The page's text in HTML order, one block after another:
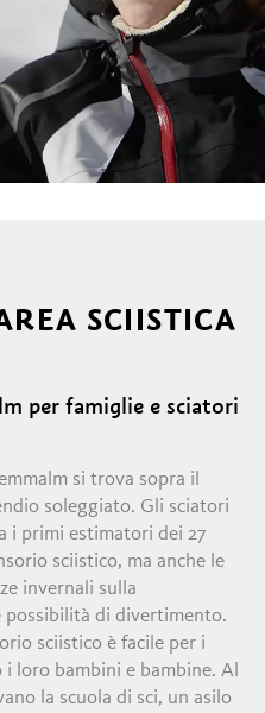
SCIISTICA
per famiglie e sciatori
si trova sopra il
soleggiato. Gli sciatori
i primi estimatori dei 27
sciistico, ma anche le
invernali sulla
possibilità di divertimento.
sciistico è facile per i
loro bambini e bambine. Al
la scuola di sci, un asilo